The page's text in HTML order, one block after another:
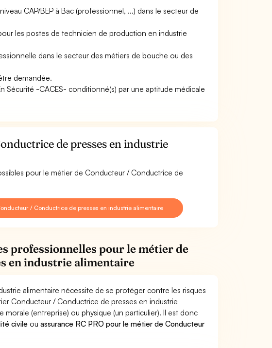
CAP/BEP à Bac (professionnel, ...) dans le secteur de
les postes de technicien de production en industrie
dans le secteur des métiers de bouche ou des
demandée.
Sécurité -CACES- conditionné(s) par une aptitude médicale
de presses en industrie
pour le métier de Conducteur / Conductrice de
/ Conductrice de presses en industrie alimentaire
professionnelles pour le métier de
en industrie alimentaire
alimentaire nécessite de se protéger contre les risques
Conducteur / Conductrice de presses en industrie
(entreprise) ou physique (un particulier). Il est donc
civile ouassurance RC PRO pour le métier de Conducteur